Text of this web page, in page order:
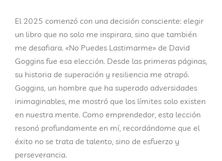
El 2025 comenzó con una decisión consciente: elegir
un libro que no solo me inspirara, sino que también
me desafiara. «No Puedes Lastimarme» de David
Goggins fue esa elección. Desde las primeras páginas,
su historia de superación y resiliencia me atrapó.
Goggins, un hombre que ha superado adversidades
inimaginables, me mostró que los límites solo existen
en nuestra mente. Como emprendedor, esta lección
resonó profundamente en mí, recordándome que el
éxito no se trata de talento, sino de esfuerzo y
perseverancia.